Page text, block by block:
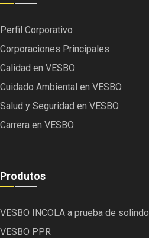
Perfil Corporativo
Corporaciones Principales
Calidad en VESBO
Cuidado Ambiental en VESBO
Salud y Seguridad en VESBO
Carrera en VESBO
Produtos
VESBO INCOLA a prueba de solindo
VESBO PPR